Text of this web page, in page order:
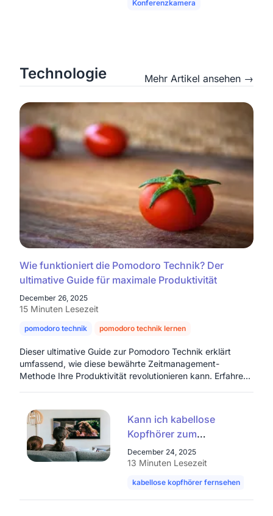
Konferenzkamera
Technologie Mehr Artikel ansehen →
Wie funktioniert die Pomodoro Technik? Der
ultimative Guide für maximale Produktivität
December 26, 2025
15 Minuten Lesezeit
pomodoro technik pomodoro technik lernen
Dieser ultimative Guide zur Pomodoro Technik erklärt
umfassend, wie diese bewährte Zeitmanagement-
Methode Ihre Produktivität revolutionieren kann. Erfahren
psychologischen Vorteile regelmäßiger Pausen für
nachhaltigen Fokus und die Vermeidung von Burnout. Der
Artikel beleuchtet moderne Tools und Apps,
fortgeschrittene Strategien zur Aufgaben-Stückelung und
des Prinzips der „geschützten Zeit“, sowie die Anwendung
diskutiert und flexible Lösungen aufgezeigt, um die
Methode an individuelle Bedürfnisse anzupassen.
Kann ich kabellose
Kopfhörer zum
Fernsehen verwenden?
Einfach erklärt
December 24, 2025
13 Minuten Lesezeit
kabellose kopfhörer fernsehen